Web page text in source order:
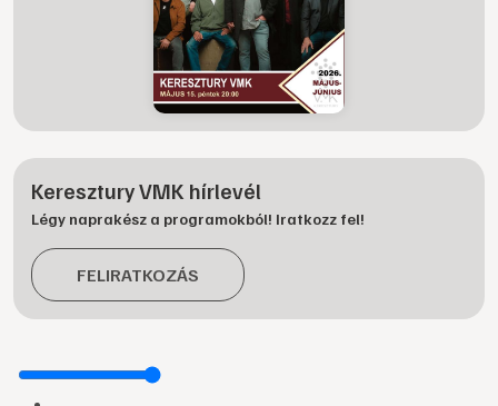
Keresztury VMK hírlevél
Légy naprakész a programokból! Iratkozz fel!
FELIRATKOZÁS